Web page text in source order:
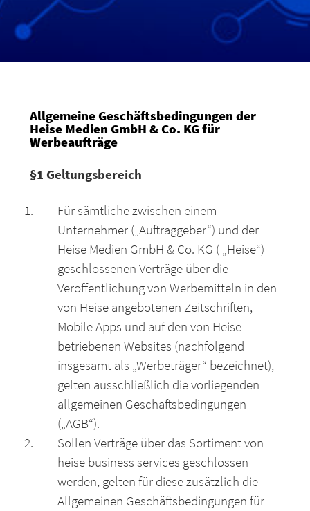
Allgemeine Geschäftsbedingungen der
Heise Medien GmbH & Co. KG für
Werbeaufträge
§1 Geltungsbereich
Für sämtliche zwischen einem
Unternehmer („Auftraggeber“) und der
Heise Medien GmbH & Co. KG ( „Heise“)
geschlossenen Verträge über die
Veröffentlichung von Werbemitteln in den
von Heise angebotenen Zeitschriften,
Mobile Apps und auf den von Heise
betriebenen Websites (nachfolgend
insgesamt als „Werbeträger“ bezeichnet),
gelten ausschließlich die vorliegenden
allgemeinen Geschäftsbedingungen
(„AGB“).
Sollen Verträge über das Sortiment von
heise business services geschlossen
werden, gelten für diese zusätzlich die
Allgemeinen Geschäftsbedingungen für